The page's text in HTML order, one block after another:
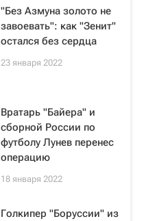
"Без Азмуна золото не
завоевать": как "Зенит"
остался без сердца
23 января 2022
Вратарь "Байера" и
сборной России по
футболу Лунев перенес
операцию
18 января 2022
Голкипер "Боруссии" из